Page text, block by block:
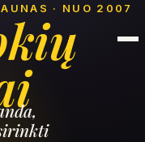
· NUO 2007